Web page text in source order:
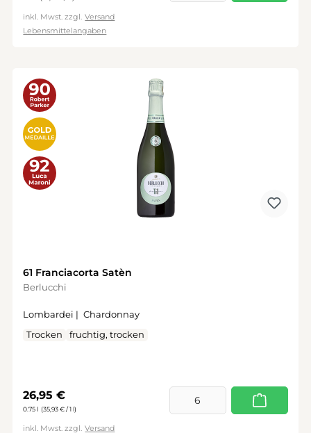
inkl. Mwst. zzgl. Versand
Lebensmittelangaben
61 Franciacorta Satèn
Berlucchi
Lombardei | Chardonnay
Trocken
fruchtig, trocken
Regulärer Preis:
26,95 €
0.75 l (35,93 € / 1 l)
inkl. Mwst. zzgl. Versand